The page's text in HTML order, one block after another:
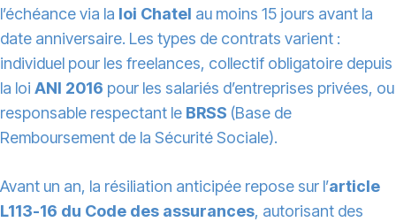
l’échéance via la loi Chatel au moins 15 jours avant la
date anniversaire. Les types de contrats varient :
individuel pour les freelances, collectif obligatoire depuis
la loi ANI 2016 pour les salariés d’entreprises privées, ou
responsable respectant le BRSS (Base de
Remboursement de la Sécurité Sociale).
Avant un an, la résiliation anticipée repose sur l’article
L113-16 du Code des assurances, autorisant des